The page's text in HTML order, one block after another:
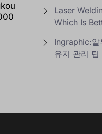
Laser
Which Is
Ingraphic:알
유지 관리 팁